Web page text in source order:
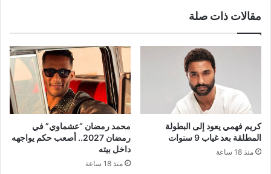
مقالات ذات صلة
كريم فهمي يعود إلى البطولة
المطلقة بعد غياب 9 سنوات
منذ 18 ساعة
محمد رمضان “عشماوي” في
رمضان 2027.. أصعب حكم يواجهه
داخل بيته
منذ 18 ساعة